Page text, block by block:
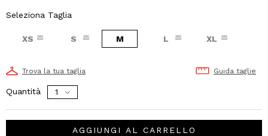
Seleziona Taglia
XS S M L XL
Trova la tua taglia Guida taglie
Quantità
AGGIUNGI AL CARRELLO